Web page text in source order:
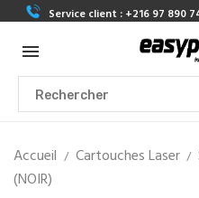
Service client : +216 97 890
Accueil Cartouches Laser
(NOIR)